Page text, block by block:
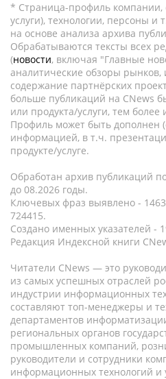
* Страница-профиль компании,
услуги), технологии, персоны и
на основе анализа архива
Обрабатываются тексты всех
(новости, включая "Главные
аналитические обзоры рынков,
содержание партнёрских
больше публикаций на CNews
или продукта/услуги, тем
Профиль может быть дополнен
информацией, в т.ч.
продукте/услуге.
Обработан архив публикаций
до 08.2026 годы.
Ключевых фраз выявлено -
724415.
Создано именных указателей -
Редакция Индексной книги
Читатели CNews — это
из самых успешных отраслей
индустрии информационных
составляют топ-менеджеры и
департаментов
региональных органов
промышленных компаний,
руководители и сотрудники
информационных технологий и